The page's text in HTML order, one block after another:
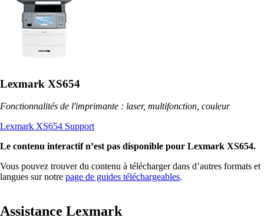
Lexmark XS654
Fonctionnalités de l'imprimante : laser, multifonction, couleur
Lexmark XS654 Support
Le contenu interactif n’est pas disponible pour Lexmark XS654.
Vous pouvez trouver du contenu à télécharger dans d’autres formats et
langues sur notre page de guides téléchargeables.
Assistance Lexmark